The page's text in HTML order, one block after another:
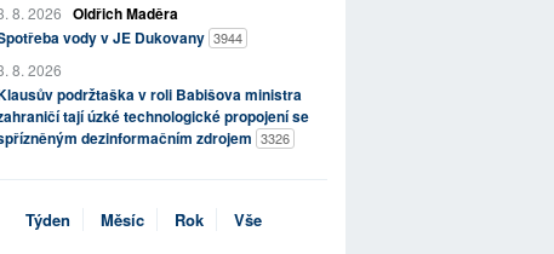
8. 2026 Oldřich Maděra
vody v JE Dukovany 3944
8. 2026
podržtaška v roli Babišova ministra
tají úzké technologické propojení se
dezinformačním zdrojem 3326
Týden Měsíc Rok Vše